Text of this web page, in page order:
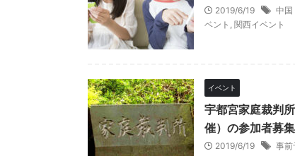
2019/6/19 中国
ベント , 関西イベント
イベント
宇都宮家庭裁判
催）の参加者募
2019/6/19 事前